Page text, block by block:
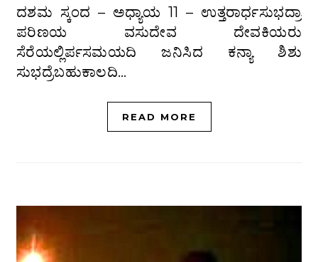
ದಶಮ ಸ್ಕಂದ – ಅಧ್ಯಾಯ 11 – ಉತ್ತರಾರ್ಧಸುಭದ್ರಾ
ಪರಿಣಯ ವಸುದೇವ ದೇವಕಿಯರು
ಸೆರೆಯಲ್ಲಿರ್ಪಸಮಯದಿ ಜನಿಸಿದ ಕನ್ಯಾ ಶಿಶು
ಸುಭದ್ರೆಬಹುಕಾಲದಿ…
READ MORE